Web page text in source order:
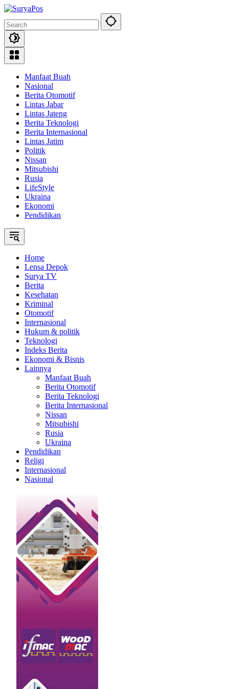
Skip
content
Manfaat Buah
Nasional
Berita Otomotif
Lintas Jabar
Lintas Jateng
Berita Teknologi
Berita Internasional
Lintas Jatim
Politik
Nissan
Mitsubishi
Rusia
LifeStyle
Ukraina
Ekonomi
Pendidikan
Home
Lensa Depok
Surya TV
Berita
Kesehatan
Kriminal
Otomotif
Internasional
Hukum & politik
Teknologi
Indeks Berita
Ekonomi & Bisnis
Lainnya
Manfaat Buah
Berita Otomotif
Berita Teknologi
Berita Internasional
Nissan
Mitsubishi
Rusia
Ukraina
Pendidikan
Religi
Internasional
Nasional